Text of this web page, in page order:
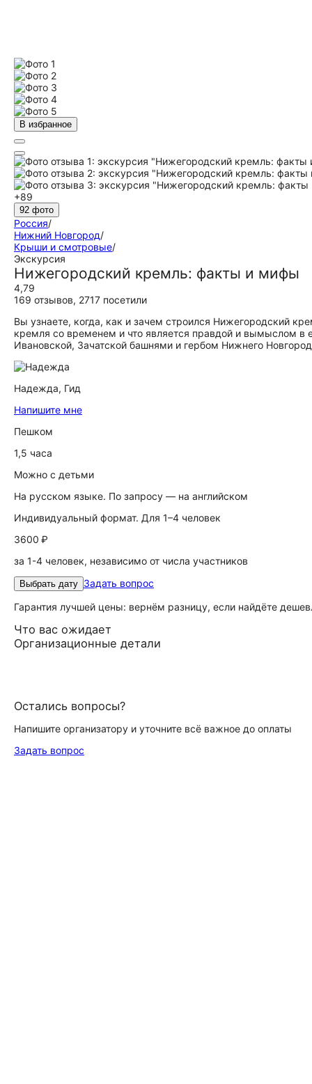
В избранное
+89
92 фото
Россия/
Нижний Новгород/
Крыши и смотровые/
Экскурсия
Нижегородский кремль: факты и мифы
4,79
169 отзывов, 2717 посетили
Вы узнаете, когда, как и зачем строился Нижегородский
кремля со временем и что является правдой и вымыслом в
Ивановской, Зачатской башнями и гербом Нижнего
Надежда, Гид
Напишите мне
Пешком
1,5 часа
Можно с детьми
На русском языке. По запросу — на английском
Индивидуальный формат. Для 1–4 человек
3600 ₽
за 1-4 человек, независимо от числа участников
Выбрать дату Задать вопрос
Гарантия лучшей цены: вернём разницу, если найдёте
Что вас ожидает
Организационные детали
Остались вопросы?
Напишите организатору и уточните всё важное до оплаты
Задать вопрос